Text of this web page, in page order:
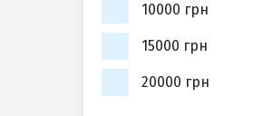
10000 грн
15000 грн
20000 грн